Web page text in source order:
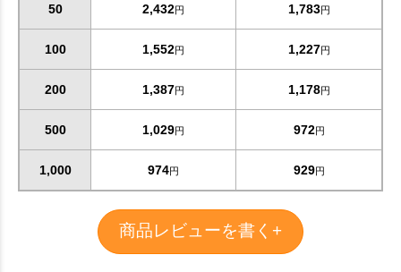
50 2,432円 1,783円
100 1,552円 1,227円
200 1,387円 1,178円
500 1,029円 972円
1,000 974円 929円
商品レビューを書く+